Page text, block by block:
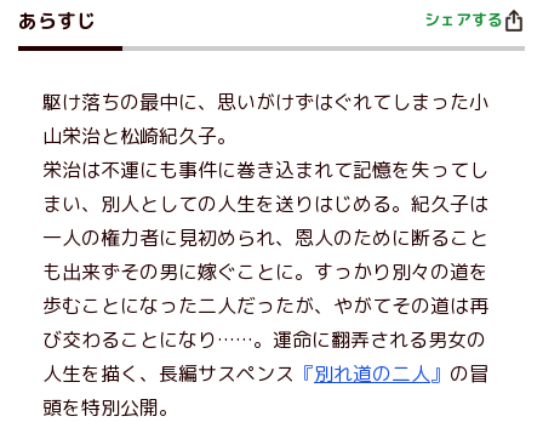
あらすじ シェアする
駆け落ちの最中に、思いがけずはぐれてしまった小
山栄治と松崎紀久子。
栄治は不運にも事件に巻き込まれて記憶を失ってし
まい、別人としての人生を送りはじめる。紀久子は
一人の権力者に見初められ、恩人のために断ること
も出来ずその男に嫁ぐことに。すっかり別々の道を
歩むことになった二人だったが、やがてその道は再
び交わることになり……。運命に翻弄される男女の
人生を描く、長編サスペンス 『別れ道の二人』 の冒
頭を特別公開。